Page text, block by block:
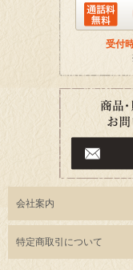
受付
会社案内
特定商取引について